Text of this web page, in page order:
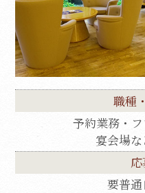
職種
予約業務・フ
宴会場
要普